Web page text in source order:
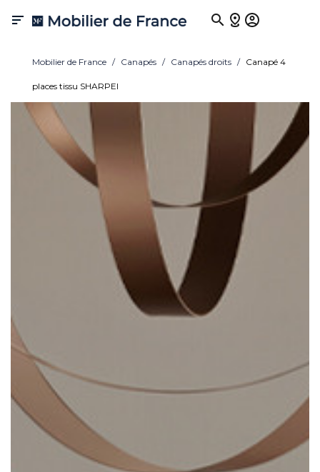

Mobilier de France Canapés Canapés droits Canapé 4
places tissu SHARPEI